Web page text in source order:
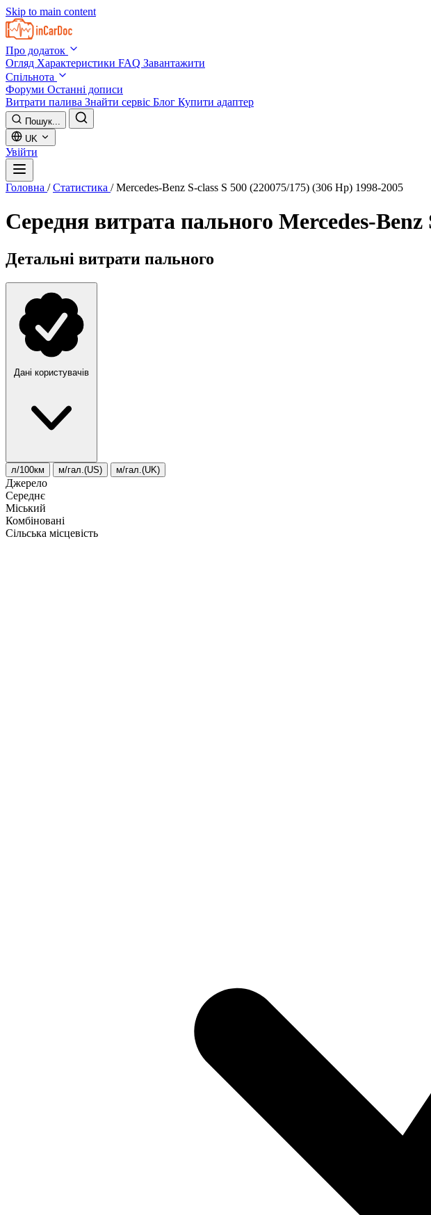
Skip to main content
Про додаток
Огляд Характеристики FAQ Завантажити
Спільнота
Форуми Останні дописи
Витрати палива Знайти сервіс Блог Купити адаптер
Пошук...
UK
Увійти
Головна / Статистика / Mercedes-Benz S-class S 500 (220075/175) (306 Hp) 1998-2005
Середня витрата пального Mercedes-Benz
Детальні витрати пального
Дані користувачів
л/100км м/гал.(US) м/гал.(UK)
Джерело
Середнє
Міський
Комбіновані
Сільська місцевість